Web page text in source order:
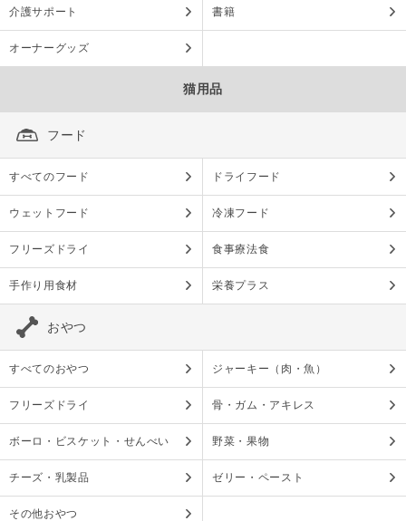
介護サポート 書籍
オーナーグッズ
猫用品
フード
すべてのフード ドライフード
ウェットフード 冷凍フード
フリーズドライ 食事療法食
手作り用食材 栄養プラス
おやつ
すべてのおやつ ジャーキー（肉・魚）
フリーズドライ 骨・ガム・アキレス
ボーロ・ビスケット・せんべい 野菜・果物
チーズ・乳製品 ゼリー・ペースト
その他おやつ